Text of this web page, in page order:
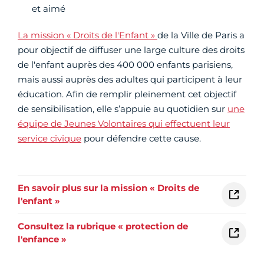
et aimé
La mission « Droits de l'Enfant » de la Ville de Paris a
pour objectif de diffuser une large culture des droits
de l'enfant auprès des 400 000 enfants parisiens,
mais aussi auprès des adultes qui participent à leur
éducation. Afin de remplir pleinement cet objectif
de sensibilisation, elle s’appuie au quotidien sur une
équipe de Jeunes Volontaires qui effectuent leur
service civique pour défendre cette cause.
En savoir plus sur la mission « Droits de
l'enfant »
Consultez la rubrique « protection de
l'enfance »